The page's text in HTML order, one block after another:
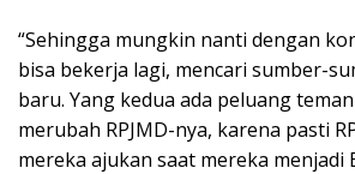
“Sehingga mungkin nanti dengan
bisa bekerja lagi, mencari sumber-
baru. Yang kedua ada peluang
merubah RPJMD-nya, karena pasti
mereka ajukan saat mereka menjadi